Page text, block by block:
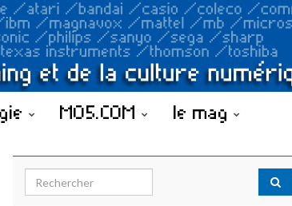
MO5.COM le mag
Search for: